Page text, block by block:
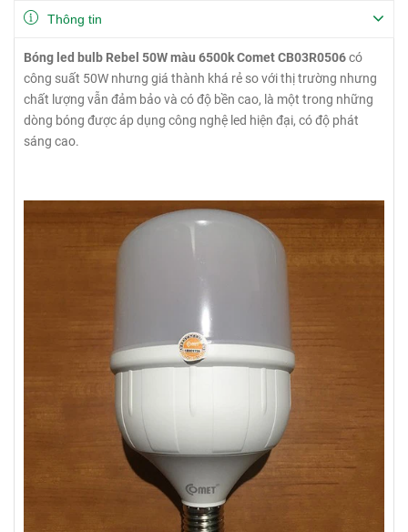
Thông tin
Bóng led bulb Rebel 50W màu 6500k Comet CB03R0506có
công suất 50W nhưng giá thành khá rẻ so với thị trường nhưng
chất lượng vẫn đảm bảo và có độ bền cao, là một trong những
dòng bóng được áp dụng công nghệ led hiện đại, có độ phát
sáng cao.